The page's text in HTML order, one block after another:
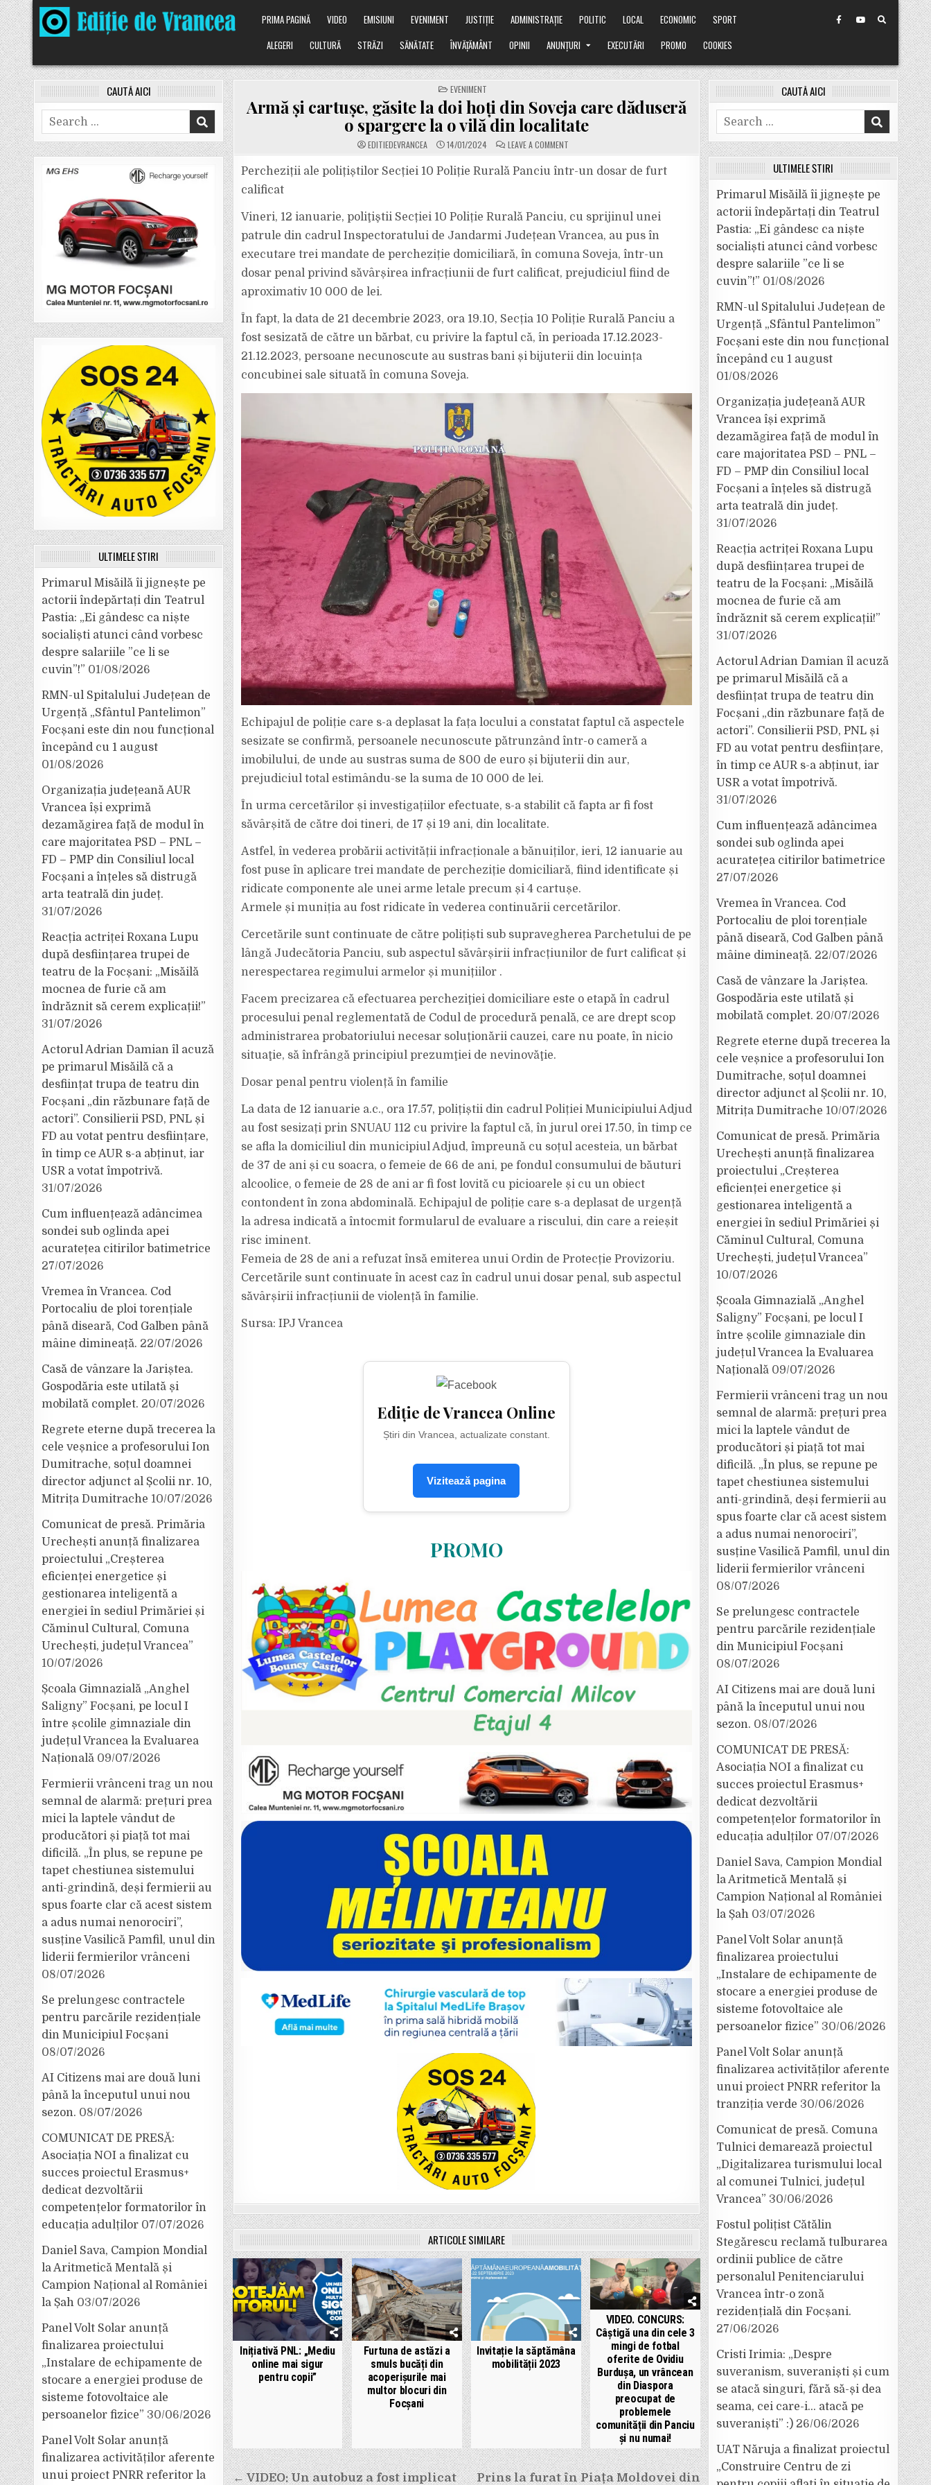
Skip
to
content
PRIMA PAGINĂ VIDEO EMISIUNI EVENIMENT JUSTIȚIE ADMINISTRAȚIE POLITIC LOCAL ECONOMIC
SPORT
ALEGERI
CULTURĂ STRĂZI SĂNĂTATE ÎNVĂȚĂMÂNT OPINII ANUNȚURI EXECUTĂRI PROMO COOKIES
POSTED
IN
EVENIMENT
Armă și cartușe, găsite la doi hoți din Soveja care dăduseră
o spargere la o vilă din localitate
EDITIEDEVRANCEA 14/01/2024 LEAVE A COMMENTON
ARMĂ
CARTUȘE,
GĂSITE
SOVEJA
DĂDUSERĂ
SPARGERE
LA
O
VILĂ
Percheziții ale polițiștilor Secției 10 Poliție Rurală Panciu într-un dosar de furt
calificat
Vineri, 12 ianuarie, poliţiştii Secției 10 Poliție Rurală Panciu, cu sprijinul unei
patrule din cadrul Inspectoratului de Jandarmi Județean Vrancea, au pus în
executare trei mandate de percheziție domiciliară, în comuna Soveja, într-un
dosar penal privind săvârșirea infracțiunii de furt calificat, prejudiciul fiind de
aproximativ 10 000 de lei.
În fapt, la data de 21 decembrie 2023, ora 19.10, Secția 10 Poliție Rurală Panciu a
fost sesizată de către un bărbat, cu privire la faptul că, în perioada 17.12.2023-
21.12.2023, persoane necunoscute au sustras bani și bijuterii din locuința
concubinei sale situată în comuna Soveja.
Echipajul de poliție care s-a deplasat la fața locului a constatat faptul că aspectele
sesizate se confirmă, persoanele necunoscute pătrunzând într-o cameră a
imobilului, de unde au sustras suma de 800 de euro și bijuterii din aur,
prejudiciul total estimându-se la suma de 10 000 de lei.
În urma cercetărilor și investigațiilor efectuate, s-a stabilit că fapta ar fi fost
săvârșită de către doi tineri, de 17 și 19 ani, din localitate.
Astfel, în vederea probării activității infracționale a bănuiților, ieri, 12 ianuarie au
fost puse în aplicare trei mandate de percheziție domiciliară, fiind identificate și
ridicate componente ale unei arme letale precum și 4 cartușe.
Armele și muniția au fost ridicate în vederea continuării cercetărilor.
Cercetările sunt continuate de către polițiști sub supravegherea Parchetului de pe
lângă Judecătoria Panciu, sub aspectul săvârșirii infracțiunilor de furt calificat și
nerespectarea regimului armelor și munițiilor .
Facem precizarea că efectuarea percheziţiei domiciliare este o etapă în cadrul
procesului penal reglementată de Codul de procedură penală, ce are drept scop
administrarea probatoriului necesar soluţionării cauzei, care nu poate, în nicio
situaţie, să înfrângă principiul prezumţiei de nevinovăţie.
Dosar penal pentru violență în familie
La data de 12 ianuarie a.c., ora 17.57, polițiștii din cadrul Poliției Municipiului Adjud
au fost sesizați prin SNUAU 112 cu privire la faptul că, în jurul orei 17.50, în timp ce
se afla la domiciliul din municipiul Adjud, împreună cu soțul acesteia, un bărbat
de 37 de ani și cu soacra, o femeie de 66 de ani, pe fondul consumului de băuturi
alcoolice, o femeie de 28 de ani ar fi fost lovită cu picioarele și cu un obiect
contondent în zona abdominală. Echipajul de poliție care s-a deplasat de urgență
la adresa indicată a întocmit formularul de evaluare a riscului, din care a reieșit
risc iminent.
Femeia de 28 de ani a refuzat însă emiterea unui Ordin de Protecție Provizoriu.
Cercetările sunt continuate în acest caz în cadrul unui dosar penal, sub aspectul
săvârșirii infracțiunii de violență în familie.
Sursa: IPJ Vrancea
Ediție de Vrancea Online
Știri din Vrancea, actualizate constant.
Vizitează pagina
PROMO
ARTICOLE SIMILARE
Inițiativă PNL: „Mediu
online mai sigur
pentru copii”
Furtuna de astăzi a
smuls bucăți din
acoperișurile mai
multor blocuri din
Focșani
Invitație la săptămâna
mobilității 2023
VIDEO. CONCURS:
Câștigă una din cele 3
mingi de fotbal
oferite de Ovidiu
Burdușa, un vrâncean
din Diaspora
preocupat de
problemele
comunității din Panciu
și nu numai!
Navigare Prins la furat în Piața Moldovei din
← VIDEO: Un autobuz a fost implicat
CAUTĂ AICI
Search
for:
ULTIMELE ȘTIRI
Primarul Misăilă îi jignește pe
actorii îndepărtați din Teatrul
Pastia: „Ei gândesc ca niște
socialiști atunci când vorbesc
despre salariile ”ce li se
cuvin”!” 01/08/2026
RMN-ul Spitalului Județean de
Urgență „Sfântul Pantelimon”
Focșani este din nou funcțional
începând cu 1 august
01/08/2026
Organizația județeană AUR
Vrancea își exprimă
dezamăgirea față de modul în
care majoritatea PSD – PNL –
FD – PMP din Consiliul local
Focșani a înțeles să distrugă
arta teatrală din județ.
31/07/2026
Reacția actriței Roxana Lupu
după desființarea trupei de
teatru de la Focșani: „Misăilă
mocnea de furie că am
îndrăznit să cerem explicații!”
31/07/2026
Actorul Adrian Damian îl acuză
pe primarul Misăilă că a
desființat trupa de teatru din
Focșani „din răzbunare față de
actori”. Consilierii PSD, PNL și
FD au votat pentru desființare,
în timp ce AUR s-a abținut, iar
USR a votat împotrivă.
31/07/2026
Cum influențează adâncimea
sondei sub oglinda apei
acuratețea citirilor batimetrice
27/07/2026
Vremea în Vrancea. Cod
Portocaliu de ploi torențiale
până diseară, Cod Galben până
mâine dimineață. 22/07/2026
Casă de vânzare la Jariștea.
Gospodăria este utilată și
mobilată complet. 20/07/2026
Regrete eterne după trecerea la
cele veșnice a profesorului Ion
Dumitrache, soțul doamnei
director adjunct al Școlii nr. 10,
Mitrița Dumitrache 10/07/2026
Comunicat de presă. Primăria
Urechești anunță finalizarea
proiectului „Creșterea
eficienței energetice și
gestionarea inteligentă a
energiei în sediul Primăriei și
Căminul Cultural, Comuna
Urechești, județul Vrancea”
10/07/2026
Școala Gimnazială „Anghel
Saligny” Focșani, pe locul I
între școlile gimnaziale din
județul Vrancea la Evaluarea
Națională 09/07/2026
Fermierii vrânceni trag un nou
semnal de alarmă: prețuri prea
mici la laptele vândut de
producători și piață tot mai
dificilă. „În plus, se repune pe
tapet chestiunea sistemului
anti-grindină, deși fermierii au
spus foarte clar că acest sistem
a adus numai nenorociri”,
susține Vasilică Pamfil, unul din
liderii fermierilor vrânceni
08/07/2026
Se prelungesc contractele
pentru parcările rezidențiale
din Municipiul Focșani
08/07/2026
AI Citizens mai are două luni
până la începutul unui nou
sezon. 08/07/2026
COMUNICAT DE PRESĂ:
Asociația NOI a finalizat cu
succes proiectul Erasmus+
dedicat dezvoltării
competențelor formatorilor în
educația adulților 07/07/2026
Daniel Sava, Campion Mondial
la Aritmetică Mentală și
Campion Național al României
la Șah 03/07/2026
Panel Volt Solar anunță
finalizarea proiectului
„Instalare de echipamente de
stocare a energiei produse de
sisteme fotovoltaice ale
persoanelor fizice” 30/06/2026
Panel Volt Solar anunță
finalizarea activităților aferente
unui proiect PNRR referitor la
CAUTĂ AICI
Search
for:
ULTIMELE ȘTIRI
Primarul Misăilă îi jignește pe
actorii îndepărtați din Teatrul
Pastia: „Ei gândesc ca niște
socialiști atunci când vorbesc
despre salariile ”ce li se
cuvin”!” 01/08/2026
RMN-ul Spitalului Județean de
Urgență „Sfântul Pantelimon”
Focșani este din nou funcțional
începând cu 1 august
01/08/2026
Organizația județeană AUR
Vrancea își exprimă
dezamăgirea față de modul în
care majoritatea PSD – PNL –
FD – PMP din Consiliul local
Focșani a înțeles să distrugă
arta teatrală din județ.
31/07/2026
Reacția actriței Roxana Lupu
după desființarea trupei de
teatru de la Focșani: „Misăilă
mocnea de furie că am
îndrăznit să cerem explicații!”
31/07/2026
Actorul Adrian Damian îl acuză
pe primarul Misăilă că a
desființat trupa de teatru din
Focșani „din răzbunare față de
actori”. Consilierii PSD, PNL și
FD au votat pentru desființare,
în timp ce AUR s-a abținut, iar
USR a votat împotrivă.
31/07/2026
Cum influențează adâncimea
sondei sub oglinda apei
acuratețea citirilor batimetrice
27/07/2026
Vremea în Vrancea. Cod
Portocaliu de ploi torențiale
până diseară, Cod Galben până
mâine dimineață. 22/07/2026
Casă de vânzare la Jariștea.
Gospodăria este utilată și
mobilată complet. 20/07/2026
Regrete eterne după trecerea la
cele veșnice a profesorului Ion
Dumitrache, soțul doamnei
director adjunct al Școlii nr. 10,
Mitrița Dumitrache 10/07/2026
Comunicat de presă. Primăria
Urechești anunță finalizarea
proiectului „Creșterea
eficienței energetice și
gestionarea inteligentă a
energiei în sediul Primăriei și
Căminul Cultural, Comuna
Urechești, județul Vrancea”
10/07/2026
Școala Gimnazială „Anghel
Saligny” Focșani, pe locul I
între școlile gimnaziale din
județul Vrancea la Evaluarea
Națională 09/07/2026
Fermierii vrânceni trag un nou
semnal de alarmă: prețuri prea
mici la laptele vândut de
producători și piață tot mai
dificilă. „În plus, se repune pe
tapet chestiunea sistemului
anti-grindină, deși fermierii au
spus foarte clar că acest sistem
a adus numai nenorociri”,
susține Vasilică Pamfil, unul din
liderii fermierilor vrânceni
08/07/2026
Se prelungesc contractele
pentru parcările rezidențiale
din Municipiul Focșani
08/07/2026
AI Citizens mai are două luni
până la începutul unui nou
sezon. 08/07/2026
COMUNICAT DE PRESĂ:
Asociația NOI a finalizat cu
succes proiectul Erasmus+
dedicat dezvoltării
competențelor formatorilor în
educația adulților 07/07/2026
Daniel Sava, Campion Mondial
la Aritmetică Mentală și
Campion Național al României
la Șah 03/07/2026
Panel Volt Solar anunță
finalizarea proiectului
„Instalare de echipamente de
stocare a energiei produse de
sisteme fotovoltaice ale
persoanelor fizice” 30/06/2026
Panel Volt Solar anunță
finalizarea activităților aferente
unui proiect PNRR referitor la
tranziția verde 30/06/2026
Comunicat de presă. Comuna
Tulnici demarează proiectul
„Digitalizarea turismului local
al comunei Tulnici, județul
Vrancea” 30/06/2026
Fostul polițist Cătălin
Stegărescu reclamă tulburarea
ordinii publice de către
personalul Penitenciarului
Vrancea într-o zonă
rezidențială din Focșani.
27/06/2026
Cristi Irimia: „Despre
suveranism, suveraniști și cum
se atacă singuri, fără să-și dea
seama, cei care-i… atacă pe
suveraniști” :) 26/06/2026
UAT Năruja a finalizat proiectul
„Construire Centru de zi